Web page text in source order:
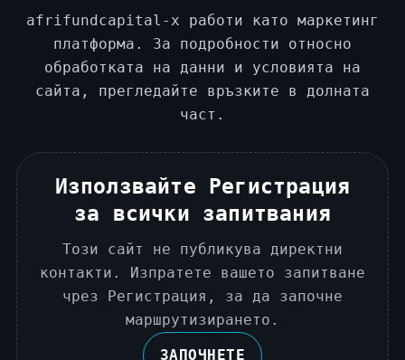
afrifundcapital-x работи като маркетинг
платформа. За подробности относно
обработката на данни и условията на
сайта, прегледайте връзките в долната
част.
Използвайте Регистрация
за всички запитвания
Този сайт не публикува директни
контакти. Изпратете вашето запитване
чрез Регистрация, за да започне
маршрутизирането.
ЗАПОЧНЕТЕ